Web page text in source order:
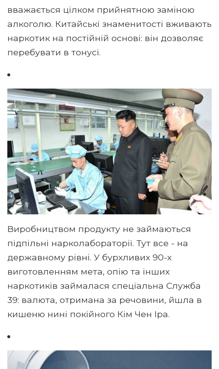
вважається цілком прийнятною заміною
алкоголю. Китайські знаменитості вживають
наркотик на постійній основі: він дозволяє
перебувати в тонусі.
Виробництвом продукту не займаються
підпільні нарколабораторії. Тут все - на
державному рівні. У бурхливих 90-х
виготовленням мета, опію та інших
наркотиків займалася спеціальна Служба
39: валюта, отримана за речовини, йшла в
кишеню нині покійного Кім Чен Іра.